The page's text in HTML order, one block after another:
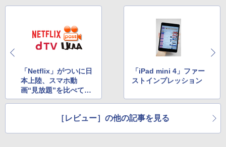
「Netflix」がついに日
本上陸、スマホ動
画“見放題”を比べてみ
た
「iPad mini 4」ファー
ストインプレッション
［レビュー］の他の記事を見る